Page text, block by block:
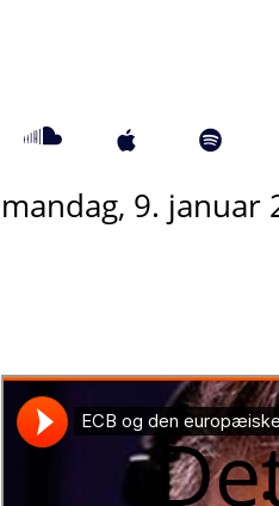
mandag, 9. januar